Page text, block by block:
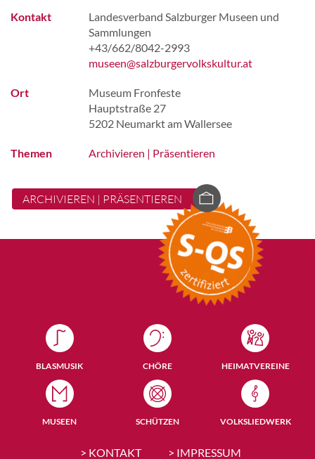
ARCHIVIEREN | PRÄSENTIEREN
Kontakt
Landesverband Salzburger Museen und
Sammlungen
+43/662/8042-2993
museen@salzburgervolkskultur.at
Ort
Museum Fronfeste
Hauptstraße 27
5202 Neumarkt am Wallersee
Themen Archivieren | Präsentieren
BLASMUSIK CHÖRE HEIMATVEREINE
MUSEEN SCHÜTZEN VOLKSLIEDWERK
> KONTAKT > IMPRESSUM